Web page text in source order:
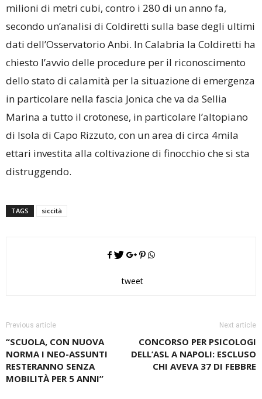
milioni di metri cubi, contro i 280 di un anno fa,
secondo un’analisi di Coldiretti sulla base degli ultimi
dati dell’Osservatorio Anbi. In Calabria la Coldiretti ha
chiesto l’avvio delle procedure per il riconoscimento
dello stato di calamità per la situazione di emergenza
in particolare nella fascia Jonica che va da Sellia
Marina a tutto il crotonese, in particolare l’altopiano
di Isola di Capo Rizzuto, con un area di circa 4mila
ettari investita alla coltivazione di finocchio che si sta
distruggendo.
TAGS siccità
tweet
Previous article
“SCUOLA, CON NUOVA
NORMA I NEO-ASSUNTI
RESTERANNO SENZA
MOBILITÀ PER 5 ANNI”
Next article
CONCORSO PER PSICOLOGI
DELL’ASL A NAPOLI: ESCLUSO
CHI AVEVA 37 DI FEBBRE